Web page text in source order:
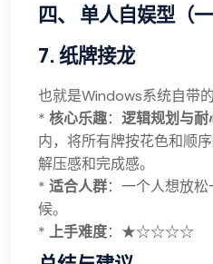
四、 单人自娱型（
7. 纸牌接龙
也就是Windows系统自带
* 核心乐趣： 逻辑规划与耐
内，将所有牌按花色和顺
解压感和完成感。
* 适合人群：一个人想放
候。
* 上手难度：★☆☆☆☆